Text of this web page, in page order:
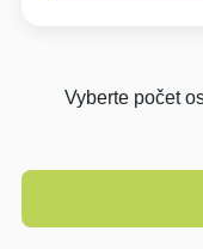
Vyberte počet